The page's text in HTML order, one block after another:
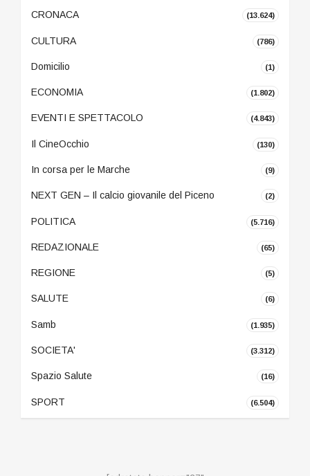
CRONACA (13.624)
CULTURA (786)
Domicilio (1)
ECONOMIA (1.802)
EVENTI E SPETTACOLO (4.843)
Il CineOcchio (130)
In corsa per le Marche (9)
NEXT GEN – Il calcio giovanile del Piceno (2)
POLITICA (5.716)
REDAZIONALE (65)
REGIONE (5)
SALUTE (6)
Samb (1.935)
SOCIETA' (3.312)
Spazio Salute (16)
SPORT (6.504)